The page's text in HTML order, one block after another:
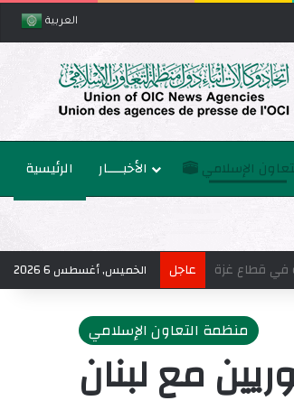
العربية
الرئيسية الأخبــــار الإسلامي
الخميس, أغسطس 6 2026 عاجل
منظمة التعاون الإسلامي
مع لبنان